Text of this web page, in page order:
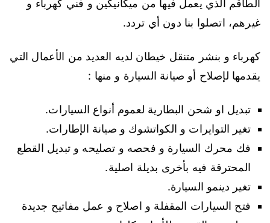
الطاقم الذي يعمل فيها من ميكانيكين و فني كهرباء و
غيرهم، اتصلوا بنا دون أي تردد.
كهرباء و بنشر متنقل خيطان لديه العديد من الأعمال التي
يقدمها لإصلاح أو صيانة السيارة و منها :
تبديل او شحن البطارية لعموم أنواع السيارات.
تغير التوايرات و الكواتشوك و صيانة الإطارات.
فك محرك السيارة و فحصه و تصليحه و تبديل القطع
المحترقة فيه بأخرى بديلة اصلية.
تغير دينمو السيارة.
فتح السيارات المقفلة و اصلاح و عمل مفاتيح جديدة